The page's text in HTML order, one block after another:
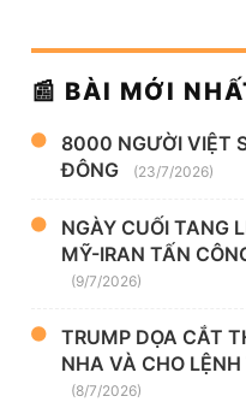
📰 BÀI MỚI
8000 NGƯỜI VIỆT
ĐÔNG
(23/7/2026)
NGÀY CUỐI TANG
MỸ-IRAN TẤN
(9/7/2026)
TRUMP DỌA CẮT
NHA VÀ CHO
(8/7/2026)